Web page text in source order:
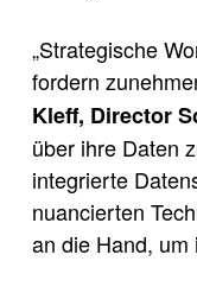
„Strategische
fordern
Kleff, Director
über ihre Daten
integrierte
nuancierten
an die Hand, um